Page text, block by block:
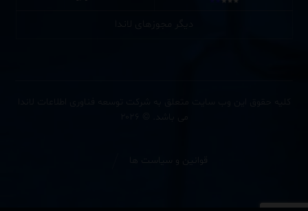
دیگر مجوزهای لاندا
کلیه حقوق این وب سایت متعلق به شرکت توسعه فناوری اطلاعات لاندا
قوانین و سیاست ها